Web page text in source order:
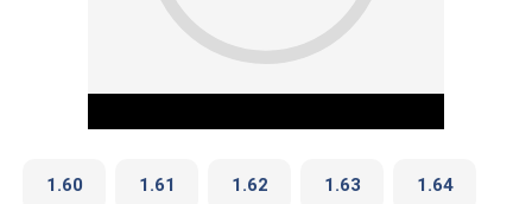
1.60 1.61 1.62 1.63 1.64